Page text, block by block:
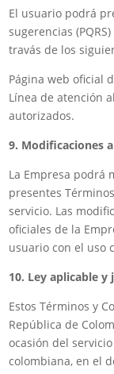
El usuario podrá
sugerencias
travás de los
Página web oficial
Línea de atención
autorizados.
9. Modificaciones
La Empresa podrá
presentes
servicio. Las
oficiales de la
usuario con el uso
10. Ley aplicable y
Estos Términos y
República de
ocasión del
colombiana, en el